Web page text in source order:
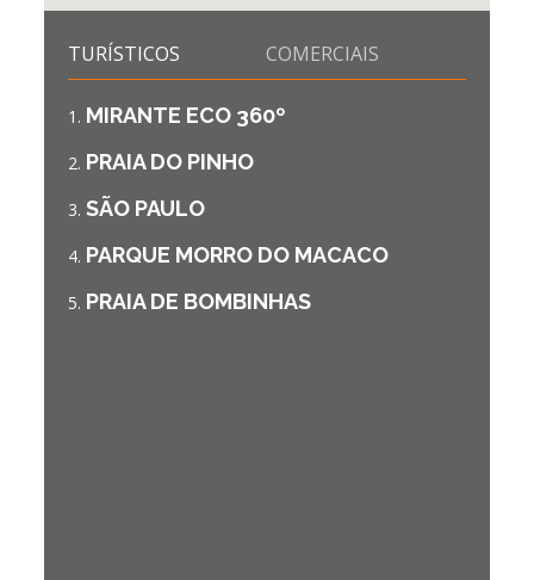
TURÍSTICOS COMERCIAIS
MIRANTE ECO 360º
PRAIA DO PINHO
SÃO PAULO
PARQUE MORRO DO MACACO
PRAIA DE BOMBINHAS